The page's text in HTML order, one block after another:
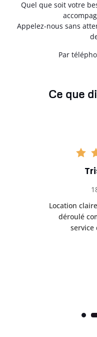
Quel que soit votre
Appelez-nous sans
Par
Ce que
Location
déroulé
service